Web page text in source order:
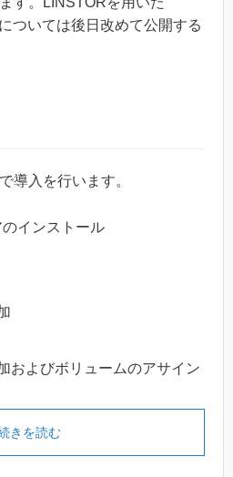
ついては後日改めて公開する
導入を行います。
インストール
およびボリュームのアサイン
きを読む